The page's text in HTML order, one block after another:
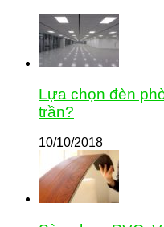
Lựa chọn đèn
trần?
10/10/2018